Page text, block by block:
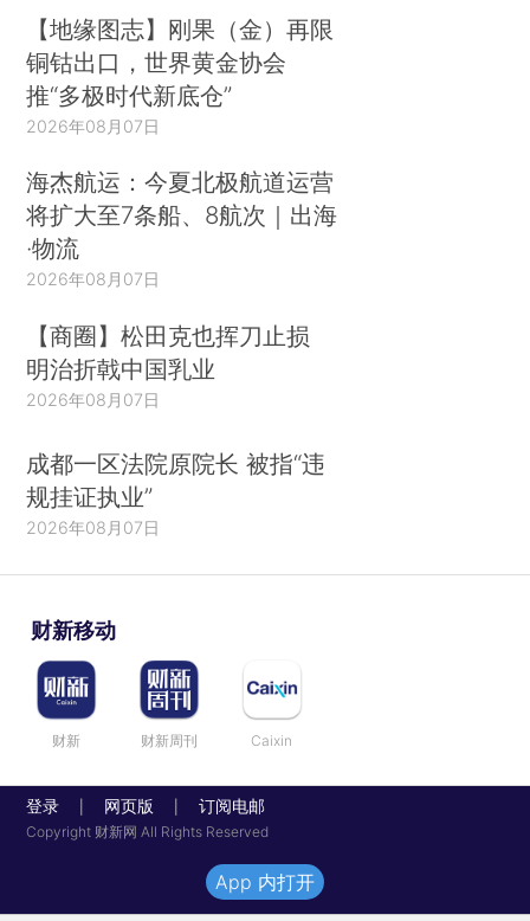
【地缘图志】刚果（金）再限
铜钴出口，世界黄金协会
推“多极时代新底仓”
2026年08月07日
海杰航运：今夏北极航道运营
将扩大至7条船、8航次｜出海
·物流
2026年08月07日
【商圈】松田克也挥刀止损
明治折戟中国乳业
2026年08月07日
成都一区法院原院长 被指“违
规挂证执业”
2026年08月07日
财新移动
财新 财新周刊 Caixin
登录 网页版 订阅电邮
Copyright 财新网 All Rights Reserved
App 内打开